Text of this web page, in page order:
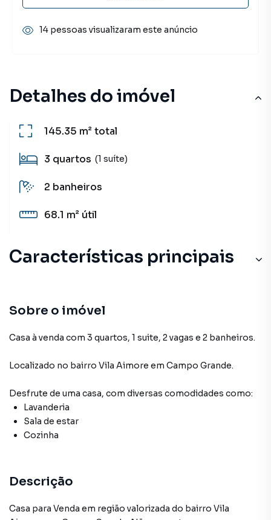
Detalhes do imóvel
145.35 m²total
3 quartos (1 suíte)
2 banheiros
68.1 m² útil
Características principais
Sobre o imóvel
Casa à venda com 3 quartos, 1 suite, 2 vagas e 2 banheiros.
Localizado no bairro Vila Aimore em Campo Grande.
Desfrute de uma casa, com diversas comodidades como:
Lavanderia
Sala de estar
Cozinha
Descrição
Casa para Venda em região valorizada do bairro Vila
14 pessoas visualizaram este anúncio